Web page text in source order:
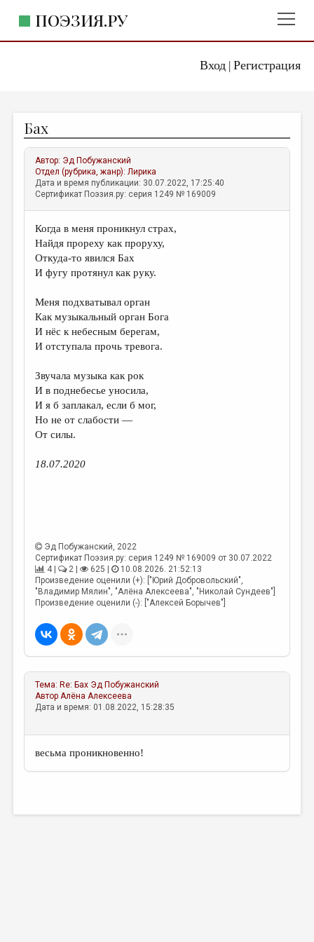
Вход| Регистрация
ПОЭЗИЯ.РУ
ЖАНРЫ
АВТОРЫ
КОММЕНТАРИИ
ЛИТСАЛОН
НОВОСТИ
ПРАВИЛА САЙТА
ИЗБРАННОЕ
ДАЙДЖЕСТ
ПЕРЕВОДЫ
КОНКУРСЫ
ДЕТСКАЯ КОМНАТА
КНИЖНАЯ ПОЛКА
КОЛОНКА РЕДАКТОРА
РЕДКОЛЛЕГИЯ
ОТ РЕДАКЦИИ
МАЛАЯ ПРОЗА
ЭССЕИСТИКА
ЛИТЕРАТУРОВЕДЕНИЕ
КУЛЬТУРОВЕДЕНИЕ
РЕЦЕНЗИРОВАНИЕ
Бах
Автор: Эд Побужанский
Отдел (рубрика, жанр):Лирика
Дата и время публикации: 30.07.2022, 17:25:40
Сертификат Поэзия.ру: серия 1249 № 169009
Когда в меня проникнул страх,
Найдя прореху как проруху,
Откуда-то явился Бах
И фугу протянул как руку.
Меня подхватывал орган
Как музыкальный орган Бога
И нёс к небесным берегам,
И отступала прочь тревога.
Звучала музыка как рок
И в поднебесье уносила,
И я б заплакал, если б мог,
Но не от слабости —
От силы.
18.07.2020
Эд Побужанский, 2022
Сертификат Поэзия.ру: серия 1249 № 169009 от 30.07.2022
4 |
2 | 625 |
10.08.2026. 21:52:13
Произведение оценили (+): ["Юрий Добровольский",
"Владимир Мялин", "Алёна Алексеева", "Николай Сундеев"]
Произведение оценили (-): ["Алексей Борычев"]
Тема: Re: Бах Эд Побужанский
АвторАлёна Алексеева
Дата и время: 01.08.2022, 15:28:35
весьма проникновенно!